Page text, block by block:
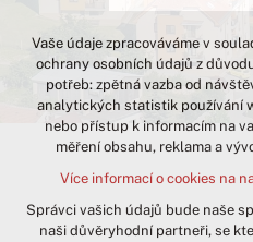
Technická cookies
nutná pro provozování
udržení kontextu stránek
případná přihlášení, volby
analytická pro
vyhodnocení návštěvnosti
marketingová cookies
Vaše údaje zpracováváme v
ochrany osobních údajů z
potřeb: zpětná vazba od
analytických statistik používání
nebo přístup k informacím na
měření obsahu, reklama a
Více informací o cookies na
Správci vašich údajů bude naše
naši důvěryhodní partneři, se